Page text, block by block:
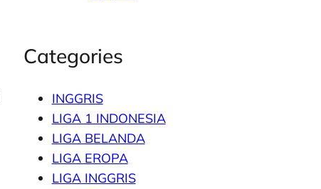
Categories
INGGRIS
LIGA 1 INDONESIA
LIGA BELANDA
LIGA EROPA
LIGA INGGRIS